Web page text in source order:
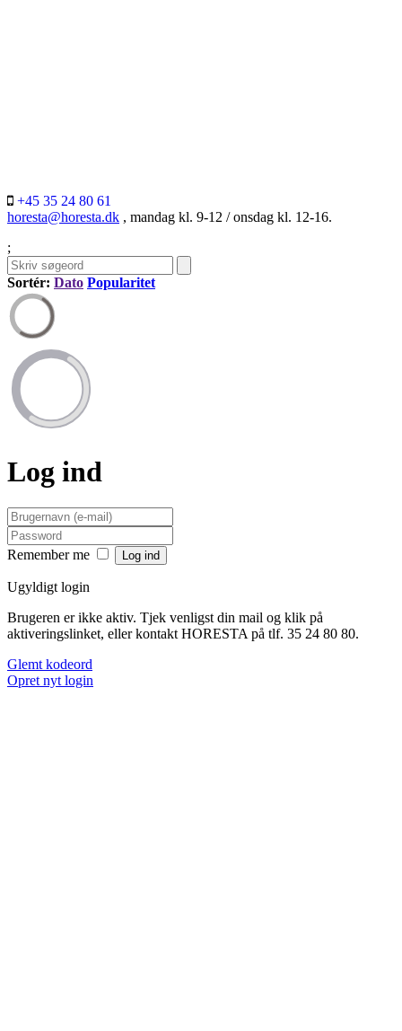
+45 35 24 80 61
horesta@horesta.dk , mandag kl. 9-12 / onsdag kl. 12-16.
;
Sortér: Dato Popularitet
Log ind
Remember me
Ugyldigt login
Brugeren er ikke aktiv. Tjek venligst din mail og klik på
aktiveringslinket, eller kontakt HORESTA på tlf. 35 24 80 80.
Glemt kodeord
Opret nyt login